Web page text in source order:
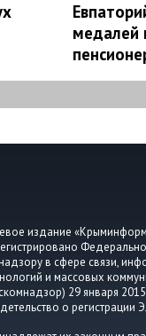
медалей
издание
в сфере связи,
и массовых
29 января
о